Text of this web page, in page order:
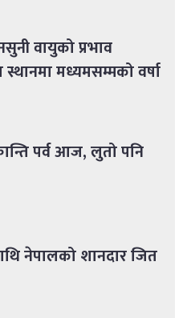
वायुको प्रभाव
मध्यमसम्मको वर्षा
पर्व आज, लुतो पनि
नेपालको शानदार जित